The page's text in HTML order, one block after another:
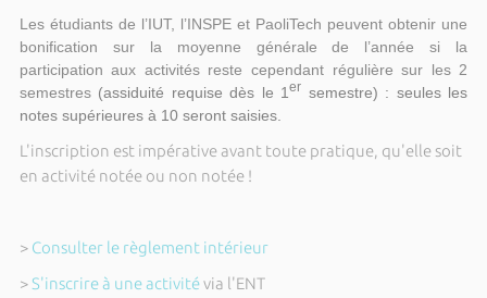
Les étudiants de l’IUT, l’INSPE et PaoliTech peuvent obtenir une
bonification sur la moyenne générale de l’année si la
participation aux activités reste cependant régulière sur les 2
semestres(assiduité requise dès le 1er semestre) : seules les
notes supérieures à 10 seront saisies.
L'inscription est impérative avant toute pratique, qu'elle soit
en activité notée ou non notée !
> Consulter le règlement intérieur
> S'inscrire à une activitévia l'ENT